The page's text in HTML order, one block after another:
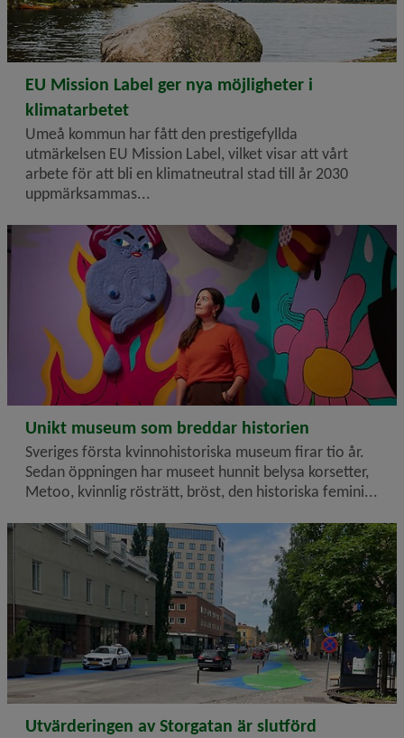
2024-10-08
EU Mission Label ger nya möjligheter i
klimatarbetet
Umeå kommun har fått den prestigefyllda
utmärkelsen EU Mission Label, vilket visar att vårt
arbete för att bli en klimatneutral stad till år 2030
uppmärksammas...
2024-10-07
Unikt museum som breddar historien
Sveriges första kvinnohistoriska museum firar tio år.
Sedan öppningen har museet hunnit belysa korsetter,
Metoo, kvinnlig rösträtt, bröst, den historiska femini...
2024-10-02
Utvärderingen av Storgatan är slutförd